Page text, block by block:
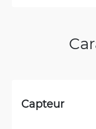
Capteur